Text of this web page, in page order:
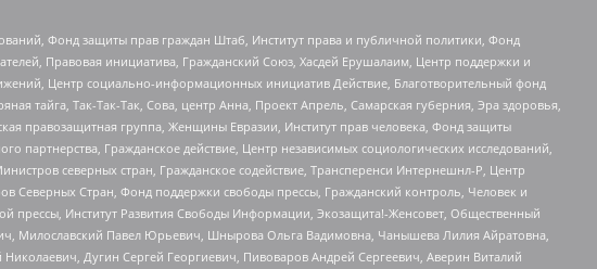
Фонд защиты прав граждан Штаб, Институт права и публичной политики, Фонд
Правовая инициатива, Гражданский Союз, Хасдей Ерушалаим, Центр поддержки и
Центр социально-информационных инициатив Действие, Благотворительный фонд
тайга, Так-Так-Так, Сова, центр Анна, Проект Апрель, Самарская губерния, Эра здоровья,
правозащитная группа, Женщины Евразии, Институт прав человека, Фонд защиты
партнерства, Гражданское действие, Центр независимых социологических исследований,
северных стран, Гражданское содействие, Трансперенси Интернешнл-Р, Центр
Северных Стран, Фонд поддержки свободы прессы, Гражданский контроль, Человек и
прессы, Институт Развития Свободы Информации, Экозащита!-Женсовет, Общественный
Милославский Павел Юрьевич, Шнырова Ольга Вадимовна, Чанышева Лилия Айратовна,
Дугин Сергей Георгиевич, Пивоваров Андрей Сергеевич, Аверин Виталий